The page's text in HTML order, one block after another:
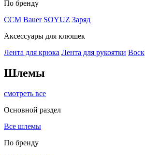
По бренду
CCM Bauer SOYUZ Заряд
Аксессуары для клюшек
Лента для крюка Лента для рукоятки Воск
Шлемы
смотреть все
Основной раздел
Все шлемы
По бренду